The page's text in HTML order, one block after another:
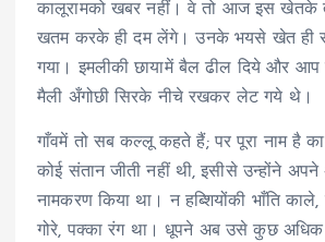
कालूरामको खबर नहीं। वे तो आज इस खेतके
खतम करके ही दम लेंगे। उनके भयसे खेत ही
गया। इमलीकी छायामें बैल ढील दिये और
मैली अँगोछी सिरके नीचे रखकर लेट गये थे।
गाँवमें तो सब कल्लू कहते हैं; पर पूरा नाम है
कोई संतान जीती नहीं थी, इसीसे उन्होंने अपने
नामकरण किया था। न हब्शियोंकी भाँति काले,
गोरे, पक्का रंग था। धूपने अब उसे कुछ अधिक